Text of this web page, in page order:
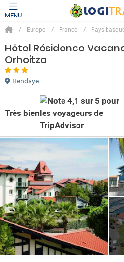
MENU
Europe France Pays
Hôtel Résidence
Orhoitza
Hendaye
Très bien